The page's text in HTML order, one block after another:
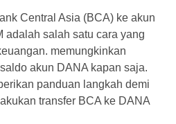
Central Asia (BCA) ke akun
adalah salah satu cara yang
memungkinkan
akun DANA kapan saja.
panduan langkah demi
transfer BCA ke DANA